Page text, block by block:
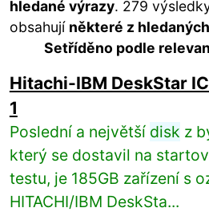
hledané výrazy. 279
obsahují některé z
Setříděno podle
Hitachi-IBM DeskStar
1
Poslední a největší disk z
který se dostavil na
testu, je 185GB zařízení s
HITACHI/IBM DeskSta...